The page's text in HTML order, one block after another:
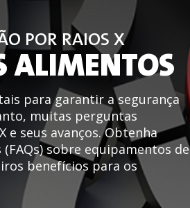
POR RAIOS X
ALIMENTOS
para garantir a segurança
muitas perguntas
e seus avanços. Obtenha
sobre equipamentos de
benefícios para os